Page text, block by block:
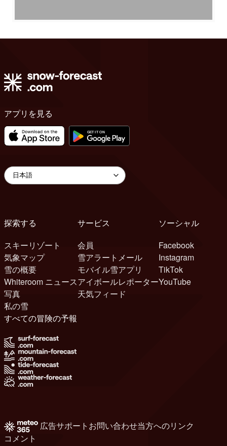
アプリを見る
探索する
スキーリゾート
気象マップ
雪の概要
Whiteroom ニュース
写真
私の雪
サービス
会員
雪アラートメール
モバイル雪アプリ
アイボールレポーター
天気フィード
ソーシャル
Facebook
Instagram
TikTok
YouTube
すべての冒険の予報
広告サポート お問い合わせ当方へのリンク
コメント